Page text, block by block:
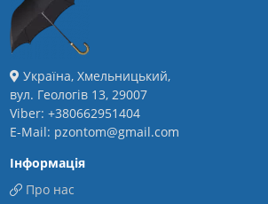
Україна, Хмельницький,
вул. Геологів 13, 29007
Viber: +380662951404
E-Mail: pzontom@gmail.com
Інформація
Про нас